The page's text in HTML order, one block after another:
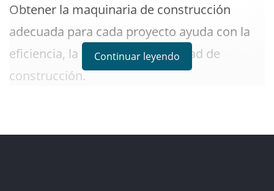
Obtener la maquinaria de construcción
adecuada para cada proyecto ayuda con la
eficiencia, la seguridad y la calidad de
construcción.
con su equipo de maquinaria de
Continuar leyendo